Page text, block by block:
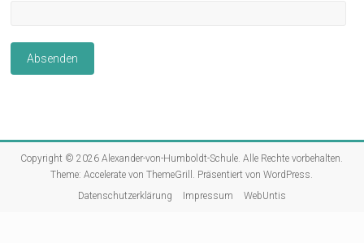
Copyright © 2026Alexander-von-Humboldt-Schule . Alle Rechte vorbehalten.
Theme:Accelerate von ThemeGrill. Präsentiert vonWordPress
Datenschutzerklärung
Impressum WebUntis